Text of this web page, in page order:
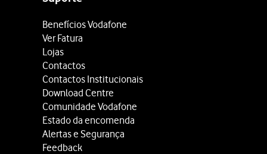
Benefícios Vodafone
Ver Fatura
Lojas
Contactos
Contactos Institucionais
Download Centre
Comunidade Vodafone
Estado da encomenda
Alertas e Segurança
Feedback